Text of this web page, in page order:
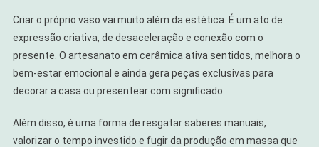
Criar o próprio vaso vai muito além da estética. É um ato de
expressão criativa, de desaceleração e conexão com o
presente. O artesanato em cerâmica ativa sentidos, melhora o
bem-estar emocional e ainda gera peças exclusivas para
decorar a casa ou presentear com significado.
Além disso, é uma forma de resgatar saberes manuais,
valorizar o tempo investido e fugir da produção em massa que